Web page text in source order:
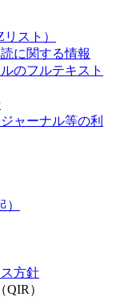
スト）
に関する情報
のフルテキスト
ャーナル等の利
方針
）